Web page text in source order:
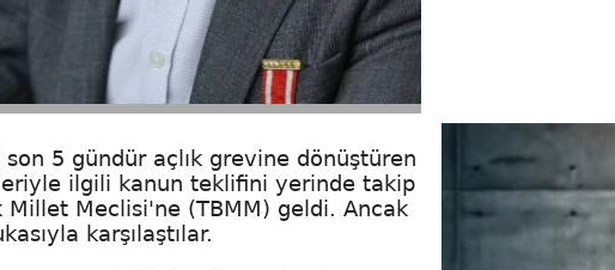
5 gündür açlık grevine dönüştüren
ilgili kanun teklifini yerinde takip
Meclisi'ne (TBMM) geldi. Ancak
karşılaştılar.